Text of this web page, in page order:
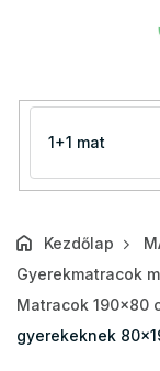
Kezdőlap
Gyerekmatracok
Matracok 190x80
gyerekeknek